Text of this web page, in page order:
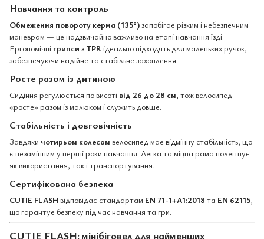
Навчання та контроль
Обмеження повороту керма (135°)запобігає різким і небезпечним
маневрам — це надзвичайно важливо на етапі навчання їзді.
Ергономічні грипси з TPRідеально підходять для маленьких ручок,
забезпечуючи надійне та стабільне захоплення.
Росте разом із дитиною
Сидіння регулюється по висоті від 26 до 28 см, тож велосипед
«росте» разом із малюком і служить довше.
Стабільність і довговічність
Завдяки чотирьом колесам велосипед має відмінну стабільність, що
є незамінним у перші роки навчання. Легка та міцна рама полегшує
як використання, так і транспортування.
Сертифікована безпека
CUTIE FLASH відповідає стандартам EN 71-1+A1:2018 та EN 62115,
що гарантує безпеку під час навчання та гри.
CUTIE FLASH: мінібіговел для найменших